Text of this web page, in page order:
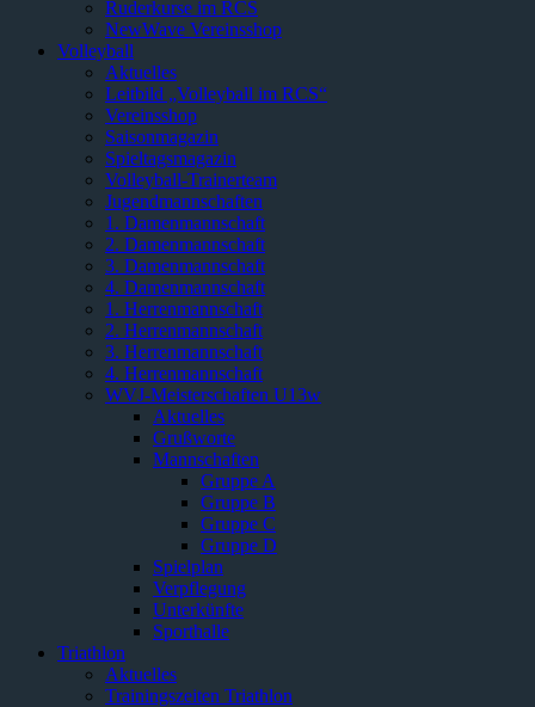
Ruderkurse im RCS
NewWave Vereinsshop
Volleyball
Aktuelles
Leitbild „Volleyball im RCS“
Vereinsshop
Saisonmagazin
Spieltagsmagazin
Volleyball-Trainerteam
Jugendmannschaften
1. Damenmannschaft
2. Damenmannschaft
3. Damenmannschaft
4. Damenmannschaft
1. Herrenmannschaft
2. Herrenmannschaft
3. Herrenmannschaft
4. Herrenmannschaft
WVJ-Meisterschaften U13w
Aktuelles
Grußworte
Mannschaften
Gruppe A
Gruppe B
Gruppe C
Gruppe D
Spielplan
Verpflegung
Unterkünfte
Sporthalle
Triathlon
Aktuelles
Trainingszeiten Triathlon